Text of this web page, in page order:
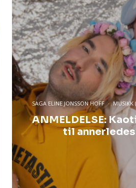
SAGA ELINE JONSSON HOFF · MUSIKK
ANMELDELSE:
til